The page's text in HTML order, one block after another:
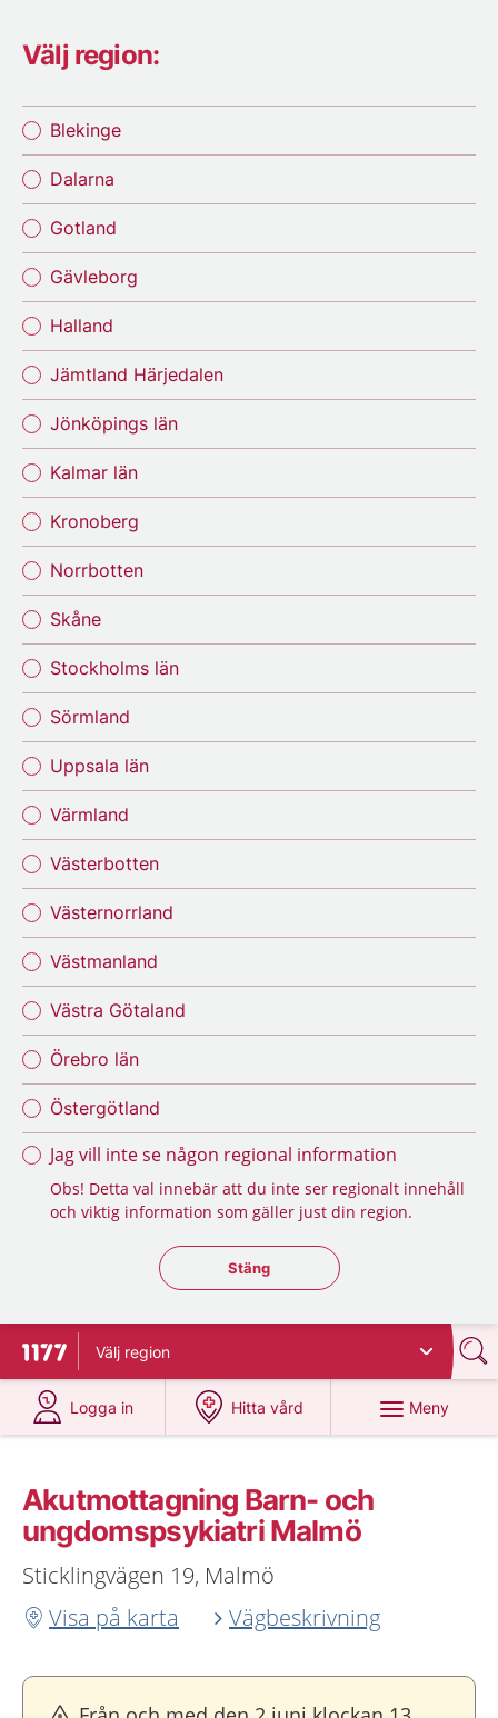
Välj region:
Blekinge
Dalarna
Gotland
Gävleborg
Halland
Jämtland Härjedalen
Jönköpings län
Kalmar län
Kronoberg
Norrbotten
Skåne
Stockholms län
Sörmland
Uppsala län
Värmland
Västerbotten
Västernorrland
Västmanland
Västra Götaland
Örebro län
Östergötland
Jag vill inte se någon regional information
Obs! Detta val innebär att du inte ser regionalt innehåll
och viktig information som gäller just din region.
Stäng regionsväljaren
Stäng
Till startsidan för 1177
Välj region
Logga in
på 1177.se
Hitta vård
på 1177.se
Meny
Akutmottagning Barn- och
ungdomspsykiatri Malmö
Sticklingvägen 19, Malmö
Visa på karta
Vägbeskrivning